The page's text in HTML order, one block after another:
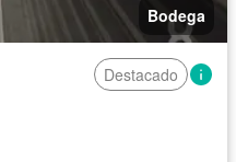
Bodega
Destacado